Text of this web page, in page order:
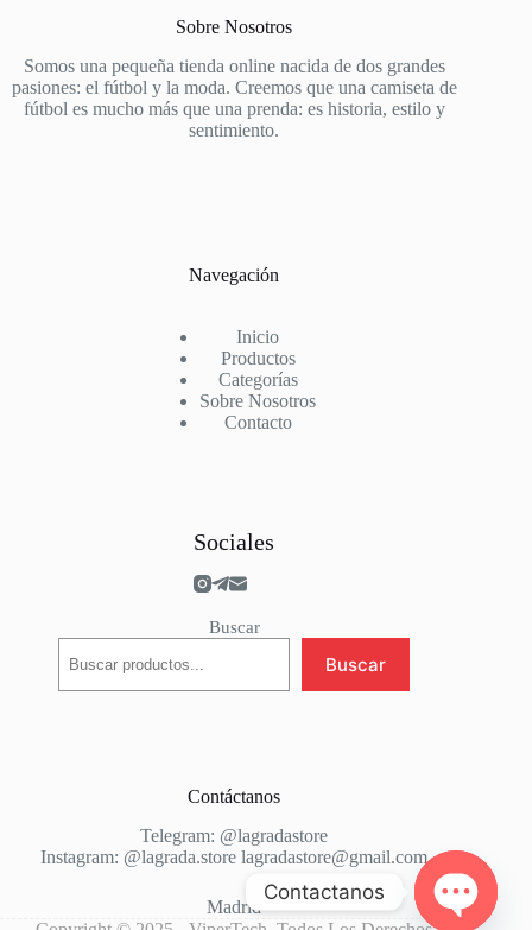
Real Sociedad
River Plate
Roma
Sobre Nosotros
Somos una pequeña tienda online nacida de dos grandes
pasiones: el fútbol y la moda. Creemos que una camiseta de
fútbol es mucho más que una prenda: es historia, estilo y
sentimiento.
Navegación
Inicio
Productos
Categorías
Sobre Nosotros
Contacto
Sociales
Buscar
Buscar
Contáctanos
Telegram: @lagradastore
Instagram: @lagrada.storelagradastore@gmail.com
Madrid
Contactanos